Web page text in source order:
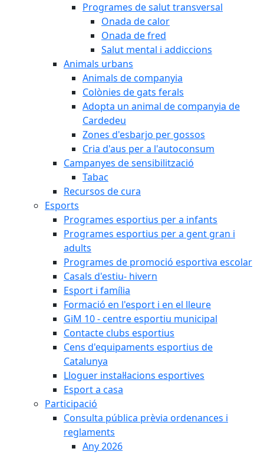
Programes de salut transversal
Onada de calor
Onada de fred
Salut mental i addiccions
Animals urbans
Animals de companyia
Colònies de gats ferals
Adopta un animal de companyia de
Cardedeu
Zones d'esbarjo per gossos
Cria d'aus per a l'autoconsum
Campanyes de sensibilització
Tabac
Recursos de cura
Esports
Programes esportius per a infants
Programes esportius per a gent gran i
adults
Programes de promoció esportiva escolar
Casals d'estiu- hivern
Esport i família
Formació en l'esport i en el lleure
GiM 10 - centre esportiu municipal
Contacte clubs esportius
Cens d'equipaments esportius de
Catalunya
Lloguer instal·lacions esportives
Esport a casa
Participació
Consulta pública prèvia ordenances i
reglaments
Any 2026